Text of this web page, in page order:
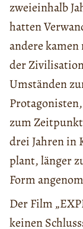
zweieinhalb
hatten
andere
der
Umständen
zum
drei Jahren in
plant, länger
Form
Der Film
keinen